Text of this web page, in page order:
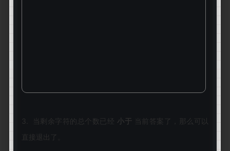
3. 当剩余字符的总个数已经 小于 当前答案了，那么可以
直接退出了。